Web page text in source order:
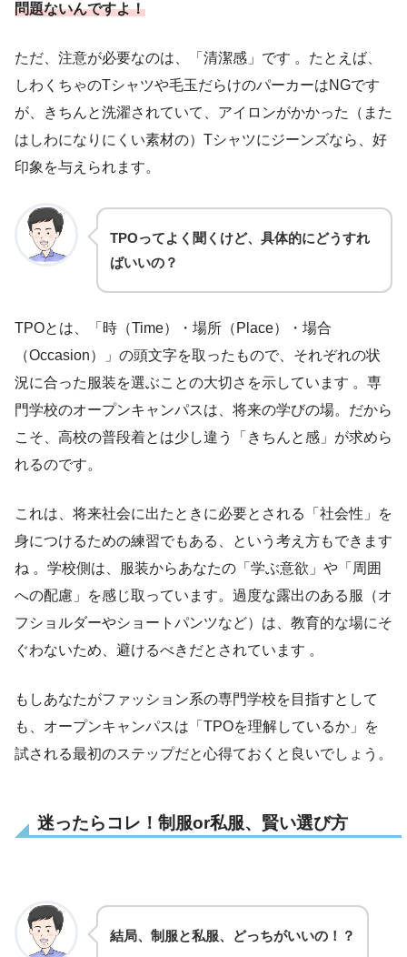
問題ないんですよ！
ただ、注意が必要なのは、「清潔感」です 。たとえば、
しわくちゃのTシャツや毛玉だらけのパーカーはNGです
が、きちんと洗濯されていて、アイロンがかかった（また
はしわになりにくい素材の）Tシャツにジーンズなら、好
印象を与えられます。
TPOってよく聞くけど、具体的にどうすれ
ばいいの？
TPOとは、「時（Time）・場所（Place）・場合
（Occasion）」の頭文字を取ったもので、それぞれの状
況に合った服装を選ぶことの大切さを示しています 。専
門学校のオープンキャンパスは、将来の学びの場。だから
こそ、高校の普段着とは少し違う「きちんと感」が求めら
れるのです。
これは、将来社会に出たときに必要とされる「社会性」を
身につけるための練習でもある、という考え方もできます
ね 。学校側は、服装からあなたの「学ぶ意欲」や「周囲
への配慮」を感じ取っています。過度な露出のある服（オ
フショルダーやショートパンツなど）は、教育的な場にそ
ぐわないため、避けるべきだとされています 。
もしあなたがファッション系の専門学校を目指すとして
も、オープンキャンパスは「TPOを理解しているか」を
試される最初のステップだと心得ておくと良いでしょう。
迷ったらコレ！制服or私服、賢い選び方
結局、制服と私服、どっちがいいの！？